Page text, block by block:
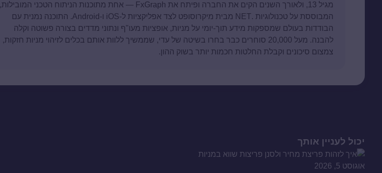
מגיל 13, ולאורך השנים הקים את החברה ופיתח את FxGraph — אחת מתוכנות הניתוח הטכני המובילות,
המבוססת על טכנולוגיות .NET מבית מיקרוסופט לצד אפליקציות ל-iOS ו-Android. התוכנה נמנית עם
הבודדות בעולם שמספקות מידע תוך-יומי על מניות, אופציות מעו"ף ונתוני מדדים בצורה פשוטה וקלה
להבנה. מעל 20,000 סוחרים כבר בחרו בשיטה של עדי, שממשיך ללוות אותם בכלים לזיהוי מניות חזקות,
צמצום סיכונים וקבלת החלטות חכמות יותר בשוק ההון.
יכול לעניין אותך
אוגוסט 5, 2026